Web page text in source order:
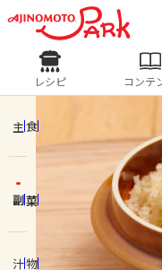
ログイン
ホーム
コンテンツ
レシピ
人気の食材・レシ
きゅうり な
ピーマン
レシピ コンテ
主食
副菜
汁物